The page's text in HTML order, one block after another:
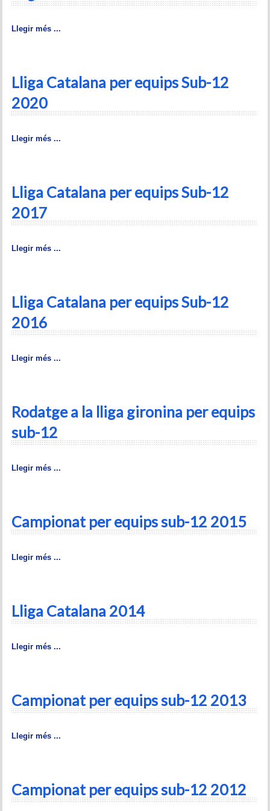
Torneig de Nadal
Torneig Social
Historial del torneig social
Torneig Llampec
Escacs Actius
INFORMACIÓ
Història del club
Teoria i problemes
Obertures
Problemes
Llibres
Altres tornejos
Llegir més ...
Lliga Catalana per equips Sub-12
2020
Llegir més ...
Lliga Catalana per equips Sub-12
2017
Llegir més ...
Lliga Catalana per equips Sub-12
2016
Llegir més ...
Rodatge a la lliga gironina per equips
sub-12
Llegir més ...
Campionat per equips sub-12 2015
Llegir més ...
Lliga Catalana 2014
Llegir més ...
Campionat per equips sub-12 2013
Llegir més ...
Campionat per equips sub-12 2012